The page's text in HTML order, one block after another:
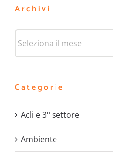
Archivi
Categorie
Acli e 3° settore
Ambiente